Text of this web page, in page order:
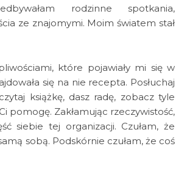
rodzinne spotkania,
ze znajomymi. Moim światem stał
które pojawiały mi się w
się na nie recepta. Posłuchaj
książkę, dasz radę, zobacz tyle
pomogę. Zakłamując rzeczywistość,
siebie tej organizacji. Czułam, że
sobą. Podskórnie czułam, że coś